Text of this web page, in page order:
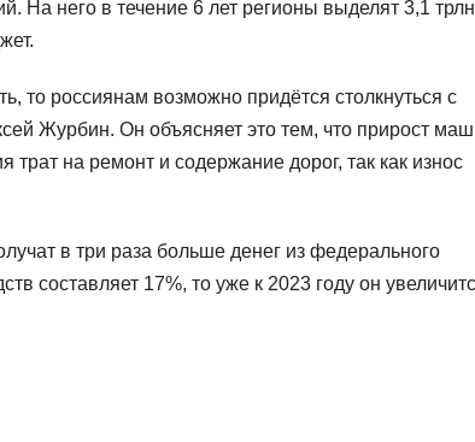
На него в течение 6 лет регионы выделят 3,1
то россиянам возможно придётся столкнуться с
Журбин. Он объясняет это тем, что прирост
трат на ремонт и содержание дорог, так как износ
в три раза больше денег из федерального
составляет 17%, то уже к 2023 году он